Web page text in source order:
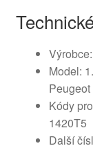
Model:
Kódy
1420T5
Další